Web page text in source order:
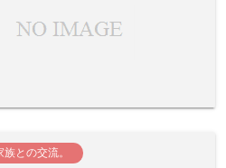
との交流。